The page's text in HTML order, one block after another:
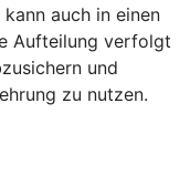
auch in einen
Aufteilung verfolgt
und
zu nutzen.